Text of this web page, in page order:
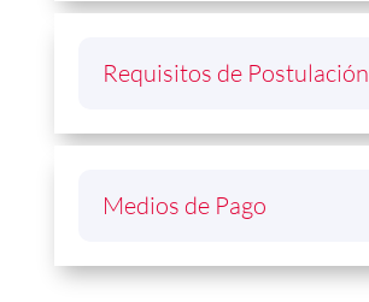
Requisitos de Postulación
Medios de Pago